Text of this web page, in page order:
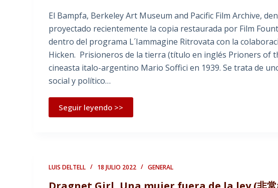
El Bampfa, Berkeley Art Museum and Pacific Film Archive,
proyectado recientemente la copia restaurada por Film
dentro del programa L´Iammagine Ritrovata con la
Hicken. Prisioneros de la tierra (título en inglés Prioners of
cineasta italo-argentino Mario Soffici en 1939. Se trata de
social y político…
Seguir leyendo >>
LUIS DELTELL 18 JULIO 2022 GENERAL